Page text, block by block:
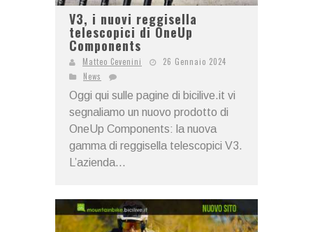
V3, i nuovi reggisella
telescopici di OneUp
Components
Matteo Cevenini
26 Gennaio 2024
News
Oggi qui sulle pagine di bicilive.it vi
segnaliamo un nuovo prodotto di
OneUp Components: la nuova
gamma di reggisella telescopici V3.
L’azienda...